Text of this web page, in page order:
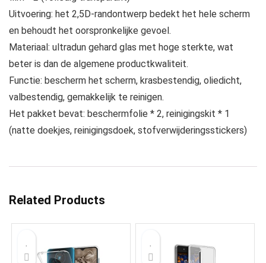
Uitvoering: het 2,5D-randontwerp bedekt het hele scherm
en behoudt het oorspronkelijke gevoel.
Materiaal: ultradun gehard glas met hoge sterkte, wat
beter is dan de algemene productkwaliteit.
Functie: bescherm het scherm, krasbestendig, oliedicht,
valbestendig, gemakkelijk te reinigen.
Het pakket bevat: beschermfolie * 2, reinigingskit * 1
(natte doekjes, reinigingsdoek, stofverwijderingsstickers)
Related Products